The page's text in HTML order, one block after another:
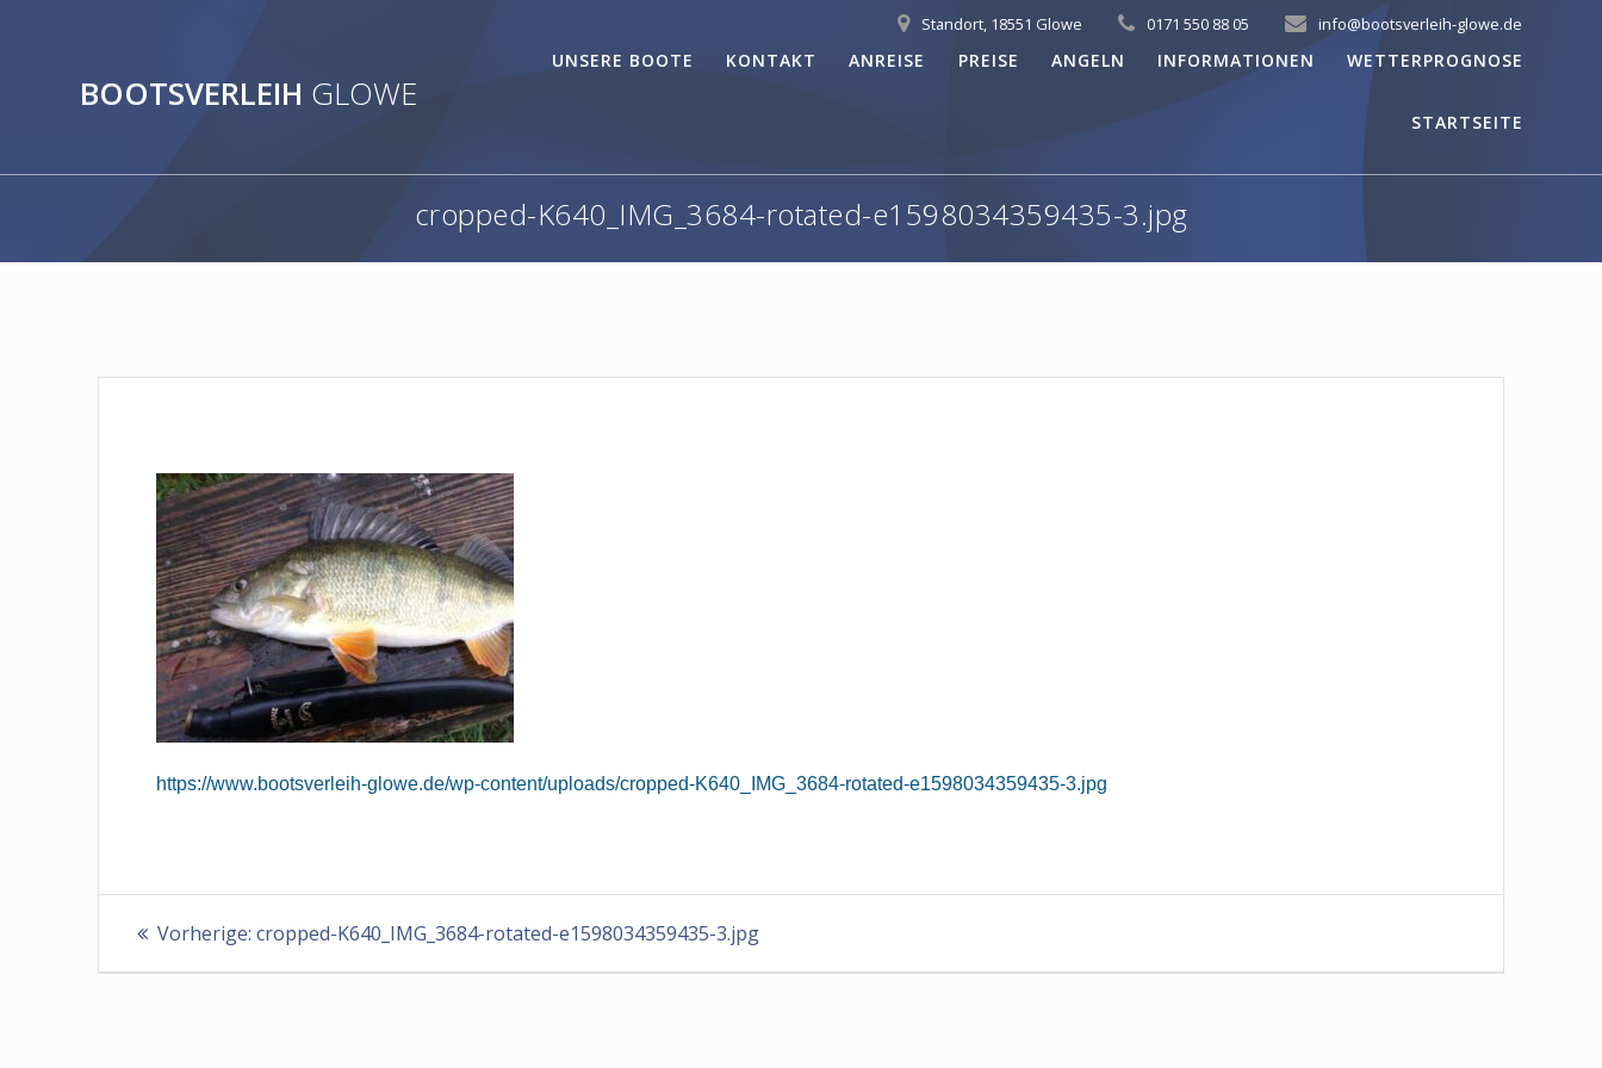
Standort, 18551 Glowe 0171 550 88 05 info@bootsverleih-glowe.de
BOOTSVERLEIH GLOWE
UNSERE BOOTE KONTAKT ANREISE PREISE ANGELN INFORMATIONEN WETTERPROGNOSE
STARTSEITE
cropped-K640_IMG_3684-rotated-e1598034359435-3.jpg
https://www.bootsverleih-glowe.de/wp-content/uploads/cropped-K640_IMG_3684-rotated-e1598034359435-3.jpg
Beitragsnavigation
Vorherige: Vorheriger
cropped-K640_IMG_3684-rotated-e1598034359435-3.jpg